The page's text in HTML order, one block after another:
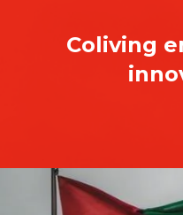
Coliving